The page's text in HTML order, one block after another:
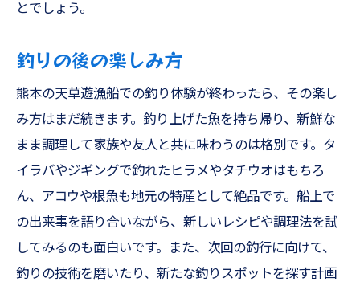
とでしょう。
釣りの後の楽しみ方
熊本の天草遊漁船での釣り体験が終わったら、その楽し
み方はまだ続きます。釣り上げた魚を持ち帰り、新鮮な
まま調理して家族や友人と共に味わうのは格別です。タ
イラバやジギングで釣れたヒラメやタチウオはもちろ
ん、アコウや根魚も地元の特産として絶品です。船上で
の出来事を語り合いながら、新しいレシピや調理法を試
してみるのも面白いです。また、次回の釣行に向けて、
釣りの技術を磨いたり、新たな釣りスポットを探す計画